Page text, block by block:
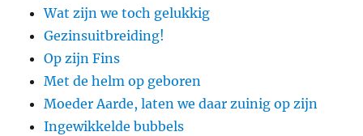
Wat zijn we toch gelukkig
Gezinsuitbreiding!
Op zijn Fins
Met de helm op geboren
Moeder Aarde, laten we daar zuinig op zijn
Ingewikkelde bubbels